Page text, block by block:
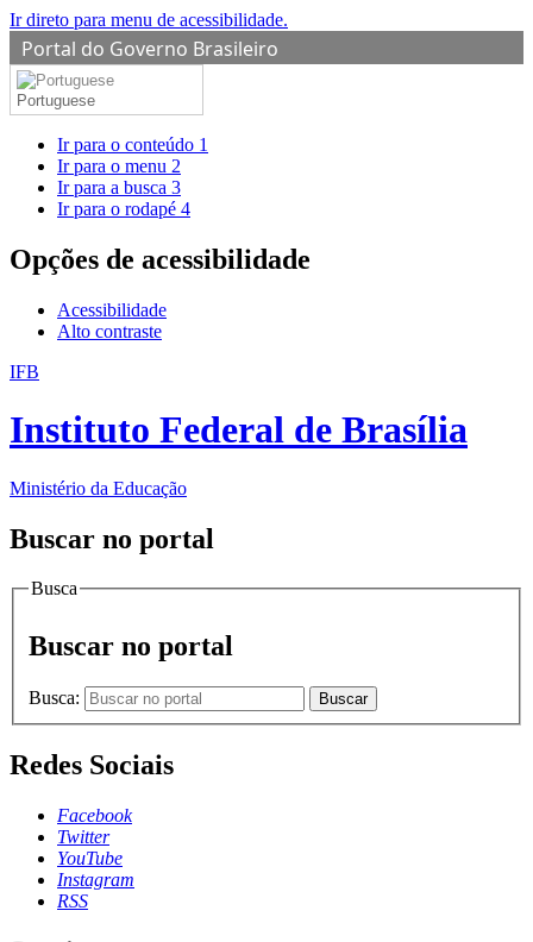
Ir direto para menu de acessibilidade.
Portal do Governo Brasileiro
Portuguese
Ir para o conteúdo 1
Ir para o menu 2
Ir para a busca 3
Ir para o rodapé 4
Opções de acessibilidade
Acessibilidade
Alto contraste
IFB
Instituto Federal de Brasília
Ministério da Educação
Buscar no portal
Busca
Buscar no portal
Busca: Buscar
Redes Sociais
Facebook
Twitter
YouTube
Instagram
RSS